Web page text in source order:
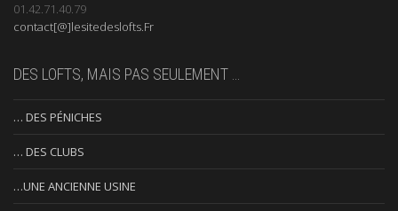
01.42.71.40.79
contact[@]lesitedeslofts.Fr
DES LOFTS, MAIS PAS SEULEMENT …
… DES PÉNICHES
… DES CLUBS
…UNE ANCIENNE USINE